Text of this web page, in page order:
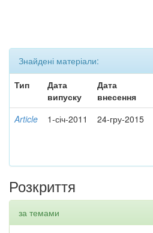
Знайдені матеріали:
Тип
Дата
випуску
Дата
внесення
Article 1-січ-2011 24-гру-2015
Розкриття
за темами